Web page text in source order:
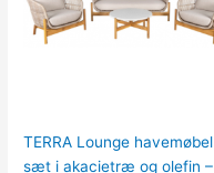
TERRA Lounge havemøbel
sæt i akacietræ og olefin –